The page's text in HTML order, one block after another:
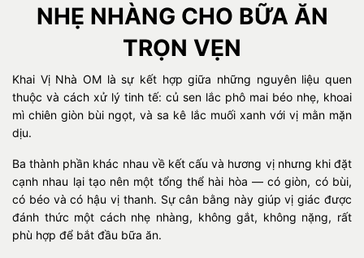
NHẸ NHÀNG CHO BỮA ĂN
TRỌN VẸN
Khai Vị Nhà OM là sự kết hợp giữa những nguyên liệu quen
thuộc và cách xử lý tinh tế: củ sen lắc phô mai béo nhẹ, khoai
mì chiên giòn bùi ngọt, và sa kê lắc muối xanh với vị mằn mặn
dịu.
Ba thành phần khác nhau về kết cấu và hương vị nhưng khi đặt
cạnh nhau lại tạo nên một tổng thể hài hòa — có giòn, có bùi,
có béo và có hậu vị thanh. Sự cân bằng này giúp vị giác được
đánh thức một cách nhẹ nhàng, không gắt, không nặng, rất
phù hợp để bắt đầu bữa ăn.